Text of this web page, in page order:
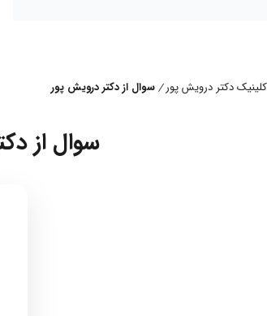
کلینیک دکتر درویش پور /سوال از دکتر درویش پور
سوال از